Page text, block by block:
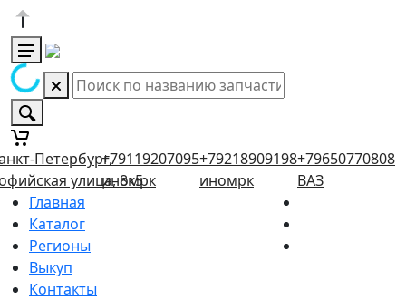
Петербург,
улица, 8к5
+79119207095
иномрк
+79218909198
иномрк
+79650770808
ВАЗ
Главная
Каталог
Регионы
Выкуп
Контакты